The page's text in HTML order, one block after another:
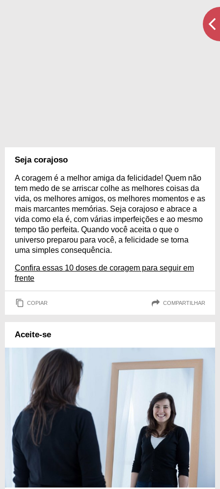
Seja corajoso
A coragem é a melhor amiga da felicidade! Quem não
tem medo de se arriscar colhe as melhores coisas da
vida, os melhores amigos, os melhores momentos e as
mais marcantes memórias. Seja corajoso e abrace a
vida como ela é, com várias imperfeições e ao mesmo
tempo tão perfeita. Quando você aceita o que o
universo preparou para você, a felicidade se torna
uma simples consequência.
Confira essas 10 doses de coragem para seguir em
frente
COPIAR COMPARTILHAR
Aceite-se